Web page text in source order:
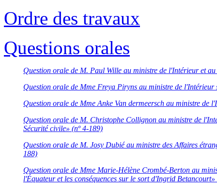
Ordre des travaux
Questions orales
Question orale de M. Paul Wille au ministre de l'Intérieur et
Question orale de Mme Freya Piryns au ministre de l'Intérieur
Question orale de Mme Anke Van dermeersch au ministre de
Question orale de M. Christophe Collignon au ministre de
Sécurité civile» (nº 4-189)
Question orale de M. Josy Dubié au ministre des Affaires
188)
Question orale de Mme Marie-Hélène Crombé-Berton au
l'Équateur et les conséquences sur le sort d'Ingrid Betancourt»